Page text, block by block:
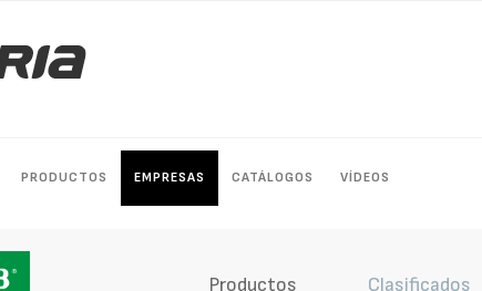
PRODUCTOS EMPRESAS CATÁLOGOS VÍDEOS
Productos Clasificados